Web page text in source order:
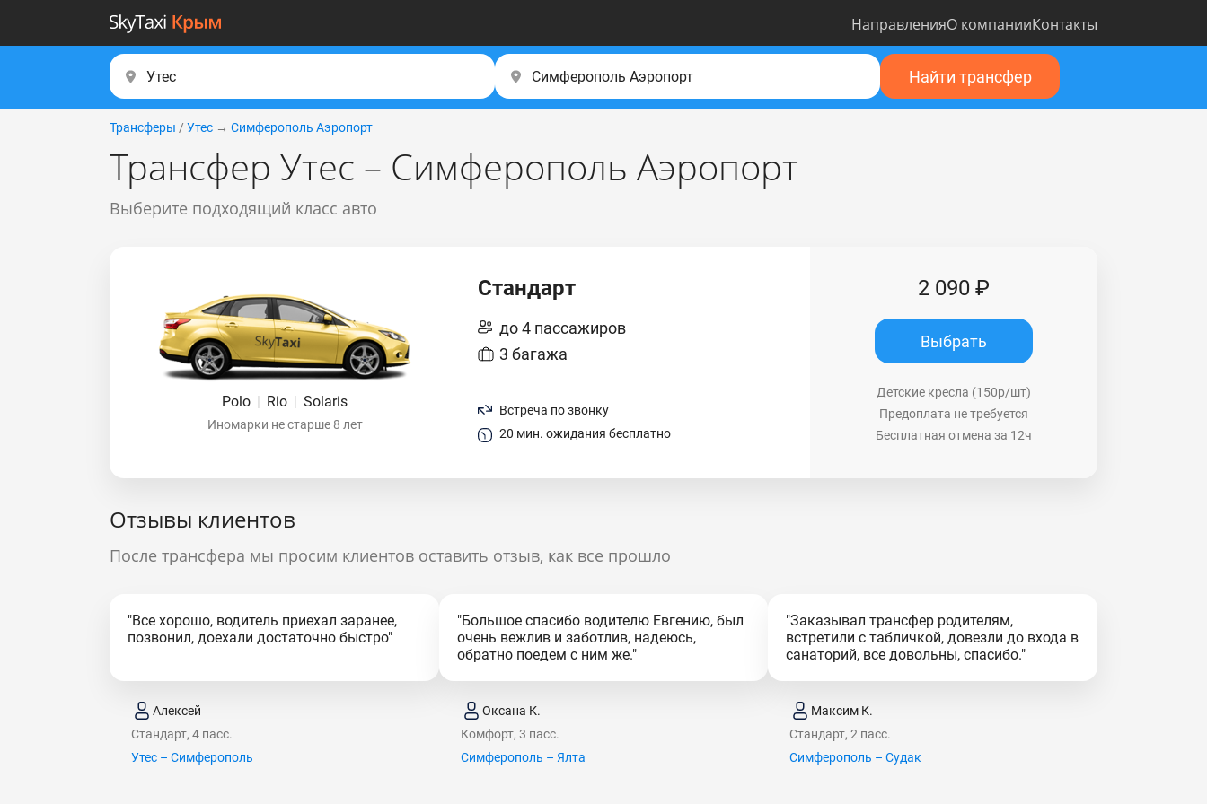
НаправленияО компанииКонтакты
Найти трансфер
Трансферы / Утес → Симферополь Аэропорт
Трансфер Утес – Симферополь Аэропорт
Выберите подходящий класс авто
Polo | Rio | Solaris
Иномарки не старше 8 лет
Стандарт
до 4 пассажиров
3 багажа
Встреча по звонку
20 мин. ожидания бесплатно
2 090 ₽
Выбрать
Детские кресла (150р/шт)
Предоплата не требуется
Бесплатная отмена за 12ч
Отзывы клиентов
После трансфера мы просим клиентов оставить отзыв, как все прошло
"Все хорошо, водитель приехал заранее,
позвонил, доехали достаточно быстро"
Алексей
Стандарт, 4 пасс.
Утес – Симферополь
"Большое спасибо водителю Евгению, был
очень вежлив и заботлив, надеюсь,
обратно поедем с ним же."
Оксана К.
Комфорт, 3 пасс.
Симферополь – Ялта
"Заказывал трансфер родителям,
встретили с табличкой, довезли до входа в
санаторий, все довольны, спасибо."
Максим К.
Стандарт, 2 пасс.
Симферополь – Судак